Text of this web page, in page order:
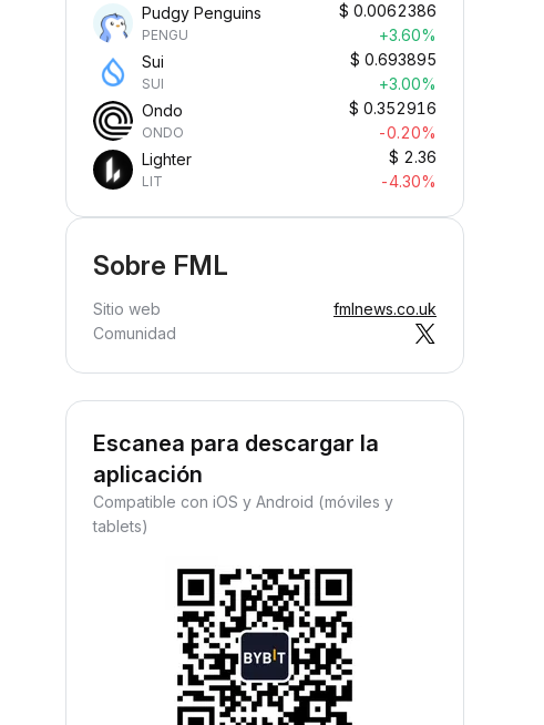
Pudgy Penguins
PENGU
$ 0.0062386
+3.60%
Sui
SUI
$ 0.693895
+3.00%
Ondo
ONDO
$ 0.352916
-0.20%
Lighter
LIT
$ 2.36
-4.30%
Sobre FML
Sitio web
fmlnews.co.uk
Comunidad
Escanea para descargar la
aplicación
Compatible con iOS y Android (móviles y
tablets)